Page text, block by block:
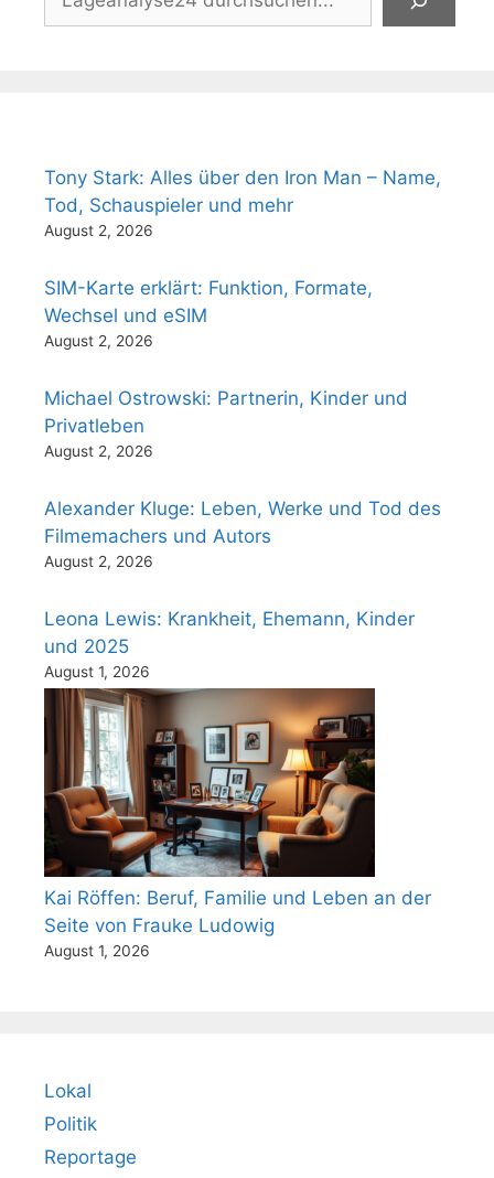
Tony Stark: Alles über den Iron Man – Name,
Tod, Schauspieler und mehr
August 2, 2026
SIM-Karte erklärt: Funktion, Formate,
Wechsel und eSIM
August 2, 2026
Michael Ostrowski: Partnerin, Kinder und
Privatleben
August 2, 2026
Alexander Kluge: Leben, Werke und Tod des
Filmemachers und Autors
August 2, 2026
Leona Lewis: Krankheit, Ehemann, Kinder
und 2025
August 1, 2026
Kai Röffen: Beruf, Familie und Leben an der
Seite von Frauke Ludowig
August 1, 2026
Lokal
Politik
Reportage